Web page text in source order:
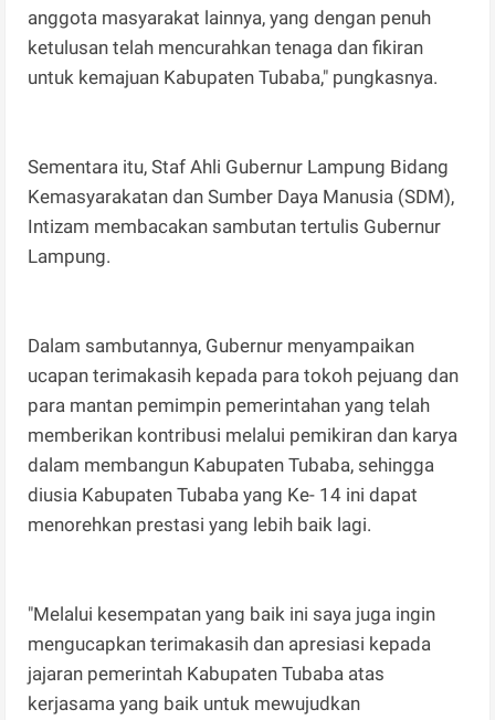
anggota masyarakat lainnya, yang dengan penuh
ketulusan telah mencurahkan tenaga dan fikiran
untuk kemajuan Kabupaten Tubaba," pungkasnya.
Sementara itu, Staf Ahli Gubernur Lampung Bidang
Kemasyarakatan dan Sumber Daya Manusia (SDM),
Intizam membacakan sambutan tertulis Gubernur
Lampung.
Dalam sambutannya, Gubernur menyampaikan
ucapan terimakasih kepada para tokoh pejuang dan
para mantan pemimpin pemerintahan yang telah
memberikan kontribusi melalui pemikiran dan karya
dalam membangun Kabupaten Tubaba, sehingga
diusia Kabupaten Tubaba yang Ke- 14 ini dapat
menorehkan prestasi yang lebih baik lagi.
"Melalui kesempatan yang baik ini saya juga ingin
mengucapkan terimakasih dan apresiasi kepada
jajaran pemerintah Kabupaten Tubaba atas
kerjasama yang baik untuk mewujudkan